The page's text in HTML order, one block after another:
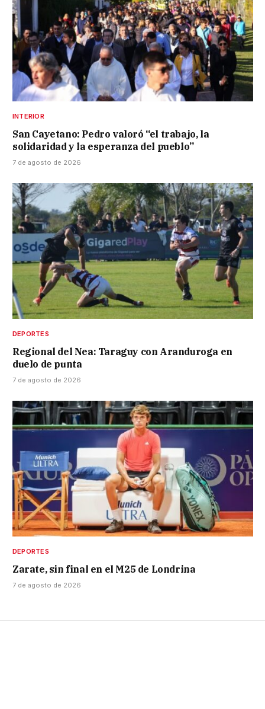
INTERIOR
San Cayetano: Pedro valoró “el trabajo, la
solidaridad y la esperanza del pueblo”
7 de agosto de 2026
DEPORTES
Regional del Nea: Taraguy con Aranduroga en
duelo de punta
7 de agosto de 2026
DEPORTES
Zarate, sin final en el M25 de Londrina
7 de agosto de 2026